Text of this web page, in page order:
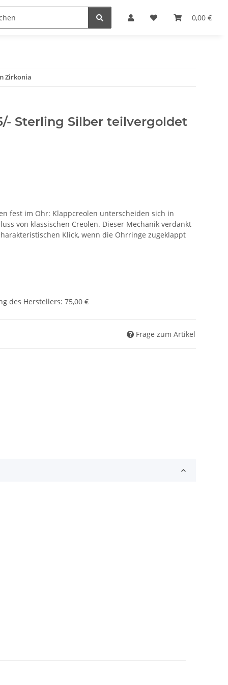
0,00 €
Zirkonia
Sterling Silber teilvergoldet
fest im Ohr: Klappcreolen unterscheiden sich in
von klassischen Creolen. Dieser Mechanik verdankt
Klick, wenn die Ohrringe zugeklappt
des Herstellers: 75,00 €
Frage zum Artikel